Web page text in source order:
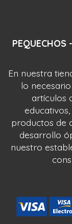
PEQUECHOS
En nuestra
lo
artículos
productos de
desarrollo
nuestro